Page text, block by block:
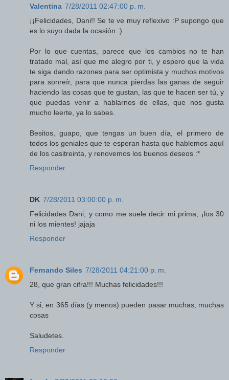
Valentina 7/28/2011 02:47:00 p. m.
¡¡Felicidades, Dani!! Se te ve muy reflexivo :P supongo que
es lo suyo dada la ocasión :)
Por lo que cuentas, parece que los cambios no te han
tratado mal, así que me alegro por ti, y espero que la vida
te siga dando razones para ser optimista y muchos motivos
para sonreír, para que nunca pierdas las ganas de seguir
haciendo las cosas que te gustan, las que te hacen ser tú, y
que puedas venir a hablarnos de ellas, que nos gusta
mucho leerte, ya lo sabes.
Besitos, guapo, que tengas un buen día, el primero de
todos los geniales que te esperan hasta que hablemos aquí
de los casitreinta, y renovemos los buenos deseos :*
Responder
DK 7/28/2011 03:00:00 p. m.
Felicidades Dani, y como me suele decir mi prima, ¡los 30
ni los mientes! jajaja
Responder
Fernando Siles 7/28/2011 04:21:00 p. m.
28, que gran cifra!!! Muchas felicidades!!!
Y si, en 365 días (y menos) pueden pasar muchas, muchas
cosas
Saludetes.
Responder